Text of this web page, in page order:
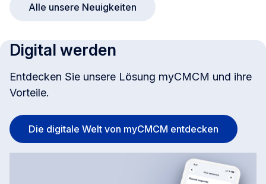
Alle unsere Neuigkeiten
Digital werden
Entdecken Sie unsere Lösung myCMCM und ihre
Vorteile.
Die digitale Welt von myCMCM entdecken